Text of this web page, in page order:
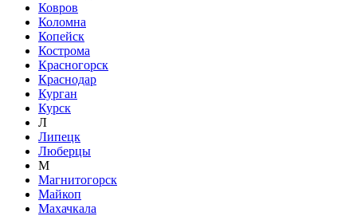
Ковров
Коломна
Копейск
Кострома
Красногорск
Краснодар
Курган
Курск
Л
Липецк
Люберцы
М
Магнитогорск
Майкоп
Махачкала